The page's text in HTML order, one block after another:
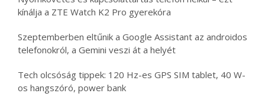
kínálja a ZTE Watch K2 Pro gyerekóra
Szeptemberben eltűnik a Google Assistant az androidos
telefonokról, a Gemini veszi át a helyét
Tech olcsóság tippek: 120 Hz-es GPS SIM tablet, 40 W-
os hangszóró, power bank